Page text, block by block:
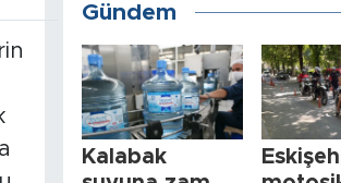
Gündem
Kalabak